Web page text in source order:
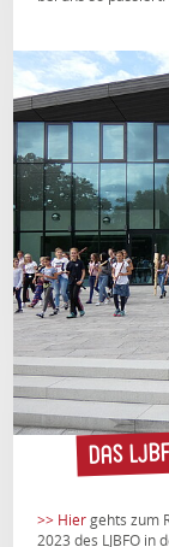
Das
>> Hiergehts zum
2023 des LJBFO in